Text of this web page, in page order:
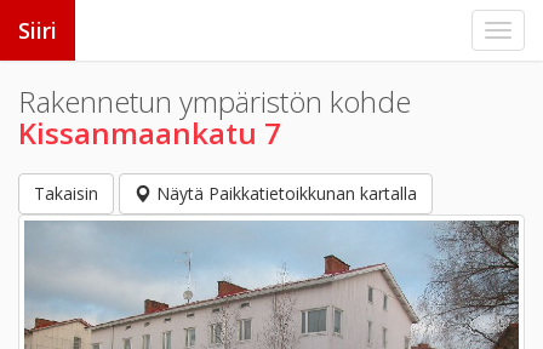
Siiri
Rakennetun ympäristön kohde
Kissanmaankatu 7
Takaisin Näytä Paikkatietoikkunan kartalla